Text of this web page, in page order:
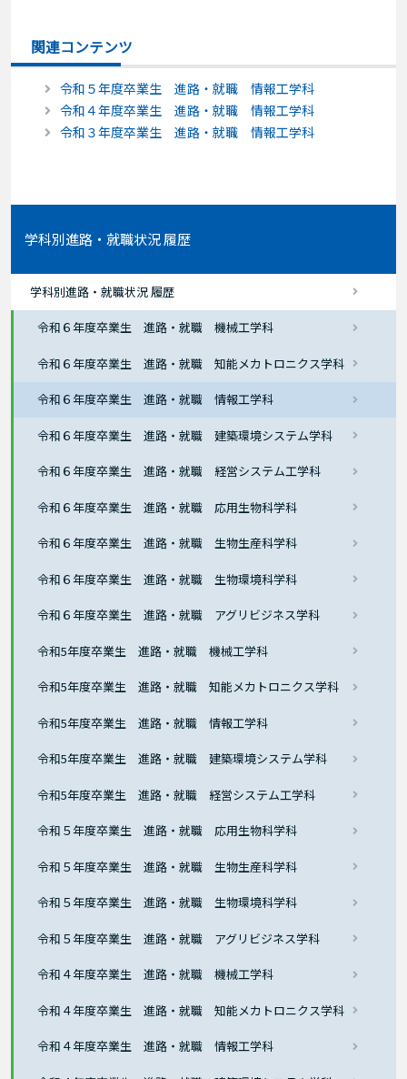
関連コンテンツ
令和５年度卒業生 進路・就職 情報工学科
令和４年度卒業生 進路・就職 情報工学科
令和３年度卒業生 進路・就職 情報工学科
学科別進路・就職状況 履歴
学科別進路・就職状況 履歴
令和６年度卒業生 進路・就職 機械工学科
令和６年度卒業生 進路・就職 知能メカトロニクス学科
令和６年度卒業生 進路・就職 情報工学科
令和６年度卒業生 進路・就職 建築環境システム学科
令和６年度卒業生 進路・就職 経営システム工学科
令和６年度卒業生 進路・就職 応用生物科学科
令和６年度卒業生 進路・就職 生物生産科学科
令和６年度卒業生 進路・就職 生物環境科学科
令和６年度卒業生 進路・就職 アグリビジネス学科
令和5年度卒業生 進路・就職 機械工学科
令和5年度卒業生 進路・就職 知能メカトロニクス学科
令和5年度卒業生 進路・就職 情報工学科
令和5年度卒業生 進路・就職 建築環境システム学科
令和5年度卒業生 進路・就職 経営システム工学科
令和５年度卒業生 進路・就職 応用生物科学科
令和５年度卒業生 進路・就職 生物生産科学科
令和５年度卒業生 進路・就職 生物環境科学科
令和５年度卒業生 進路・就職 アグリビジネス学科
令和４年度卒業生 進路・就職 機械工学科
令和４年度卒業生 進路・就職 知能メカトロニクス学科
令和４年度卒業生 進路・就職 情報工学科